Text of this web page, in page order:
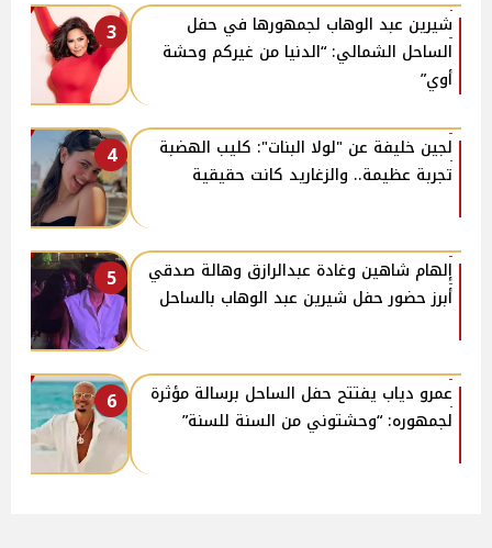
3
شيرين عبد الوهاب لجمهورها في حفل
الساحل الشمالي: “الدنيا من غيركم وحشة
أوي”
4
لجين خليفة عن "لولا البنات": كليب الهضبة
تجربة عظيمة.. والزغاريد كانت حقيقية
5
إلهام شاهين وغادة عبدالرازق وهالة صدقي
أبرز حضور حفل شيرين عبد الوهاب بالساحل
6
عمرو دياب يفتتح حفل الساحل برسالة مؤثرة
لجمهوره: “وحشتوني من السنة للسنة”